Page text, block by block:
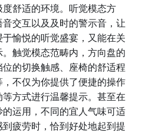
舒适的环境。听觉模态方
交互以及及时的警示音，让
愉悦的听觉盛宴，又能在关
触觉模态范畴内，方向盘的
的切换触感、座椅的舒适程
不仅为你提供了便捷的操作
方式进行温馨提示。甚至在
运用，不同的宜人气味可适
疲劳时，恰到好处地起到提